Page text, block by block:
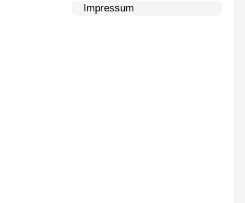
Impressum